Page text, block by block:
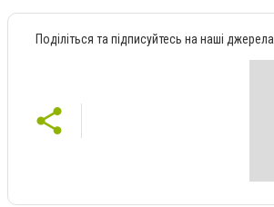
Поділіться та підписуйтесь на наші джерела